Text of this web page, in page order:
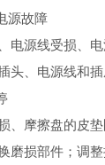
源故障
源线受损、电
、电源线和插
摩擦盘的皮垫
损部件；调整